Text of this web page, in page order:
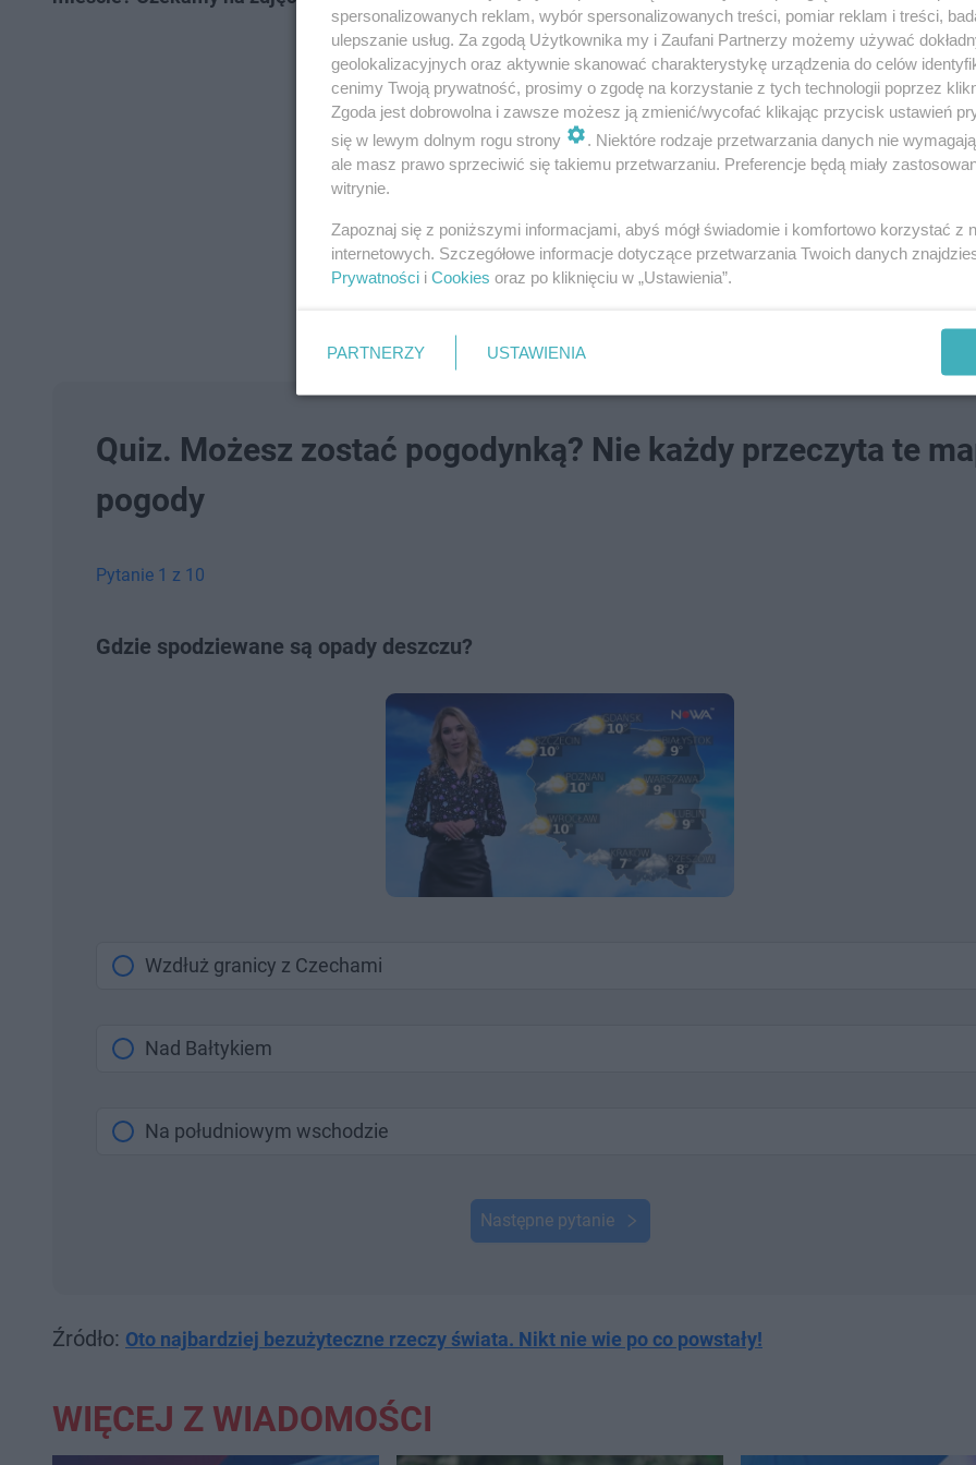
Quiz. Możesz zostać pogodynką? Nie każdy przeczyta te
pogody
Pytanie 1 z 10
Gdzie spodziewane są opady deszczu?
Wzdłuż granicy z Czechami
Nad Bałtykiem
Na południowym wschodzie
Następne pytanie
Źródło: Oto najbardziej bezużyteczne rzeczy świata. Nikt nie wie po co powstały!
WIĘCEJ Z WIADOMOŚCI
spersonalizowanych reklam, wybór spersonalizowanych treści, pomiar reklam i treści,
ulepszanie usług. Za zgodą Użytkownika my i Zaufani Partnerzy możemy używać
geolokalizacyjnych oraz aktywnie skanować charakterystykę urządzenia do celów
cenimy Twoją prywatność, prosimy o zgodę na korzystanie z tych technologii poprzez
Zgoda jest dobrowolna i zawsze możesz ją zmienić/wycofać klikając przycisk ustawień
się w lewym dolnym rogu strony
. Niektóre rodzaje przetwarzania danych nie
ale masz prawo sprzeciwić się takiemu przetwarzaniu. Preferencje będą miały
witrynie.
Zapoznaj się z poniższymi informacjami, abyś mógł świadomie i komfortowo korzystać z
internetowych. Szczegółowe informacje dotyczące przetwarzania Twoich danych
Prywatności i Cookies oraz po kliknięciu w „Ustawienia”.
PARTNERZY USTAWIENIA